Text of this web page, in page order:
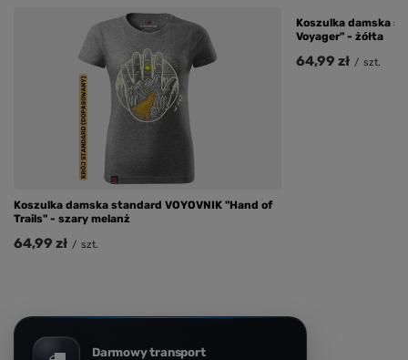
Koszulka damska standard VOYOVNIK "Hand of
Trails" - szary melanż
64,99 zł / szt.
Koszulka damska
Voyager" - żółta
64,99 zł / szt.
Darmowy transport